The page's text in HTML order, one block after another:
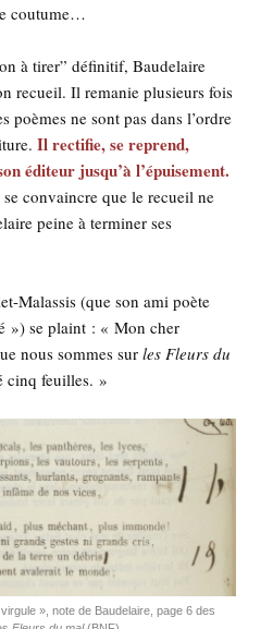
coutume…
à tirer” défi­ni­tif, Bau­de­laire
recueil. Il rema­nie plu­sieurs fois
poèmes ne sont pas dans l’ordre
Il rec­ti­fie, se reprend,
édi­teur jusqu’à l’épuisement.
convaincre que le recueil ne
peine à ter­mi­ner ses
Malas­sis (que son ami poète
») se plaint : « Mon cher
nous sommes surles Fleurs du
cinq feuilles. »
», note de Bau­de­laire, page 6 des